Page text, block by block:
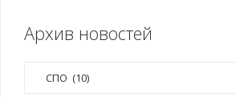
Архив новостей